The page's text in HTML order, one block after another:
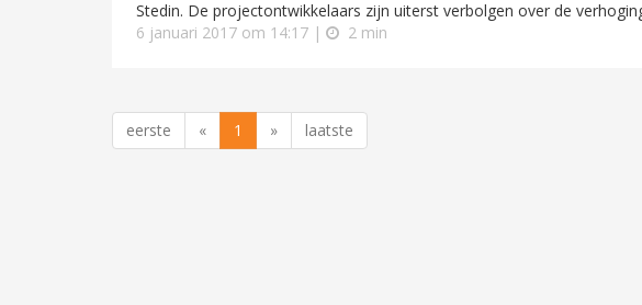
Stedin. De projectontwikkelaars zijn uiterst verbolgen over de
6 januari 2017 om 14:17 |
2 min
eerste « 1 » laatste